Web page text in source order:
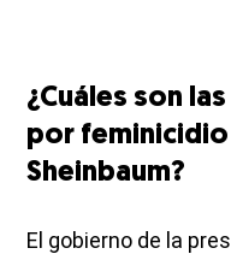
¿Cuáles son
por
Sheinbaum?
El gobierno de la